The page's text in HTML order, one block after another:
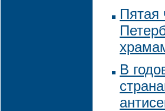
Пятая
В